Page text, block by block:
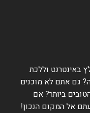
באינטרנט וללכת
גם אתם לא מוכנים
ביותר? אם
אל המקום הנכון!